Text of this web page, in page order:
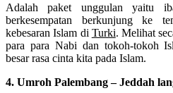
Adalah paket unggulan yaitu
berkesempatan berkunjung ke
kebesaran Islam di Turki. Melihat
para para Nabi dan tokoh-tokoh
besar rasa cinta kita pada Islam.
4. Umroh Palembang – Jeddah